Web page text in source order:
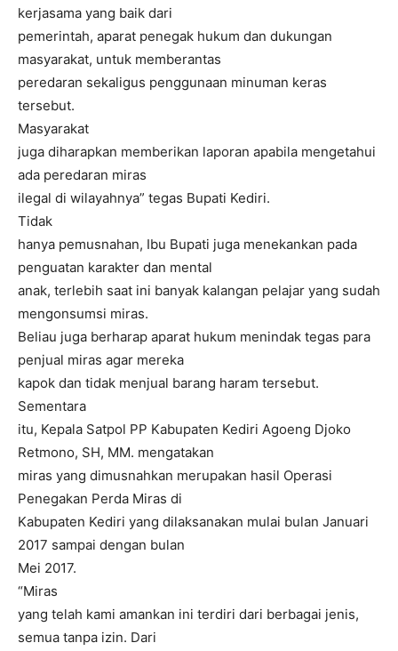
kerjasama yang baik dari
pemerintah, aparat penegak hukum dan dukungan
masyarakat, untuk memberantas
peredaran sekaligus penggunaan minuman keras
tersebut.
Masyarakat
juga diharapkan memberikan laporan apabila mengetahui
ada peredaran miras
ilegal di wilayahnya” tegas Bupati Kediri.
Tidak
hanya pemusnahan, Ibu Bupati juga menekankan pada
penguatan karakter dan mental
anak, terlebih saat ini banyak kalangan pelajar yang sudah
mengonsumsi miras.
Beliau juga berharap aparat hukum menindak tegas para
penjual miras agar mereka
kapok dan tidak menjual barang haram tersebut.
Sementara
itu, Kepala Satpol PP Kabupaten Kediri Agoeng Djoko
Retmono, SH, MM. mengatakan
miras yang dimusnahkan merupakan hasil Operasi
Penegakan Perda Miras di
Kabupaten Kediri yang dilaksanakan mulai bulan Januari
2017 sampai dengan bulan
Mei 2017.
“Miras
yang telah kami amankan ini terdiri dari berbagai jenis,
semua tanpa izin. Dari